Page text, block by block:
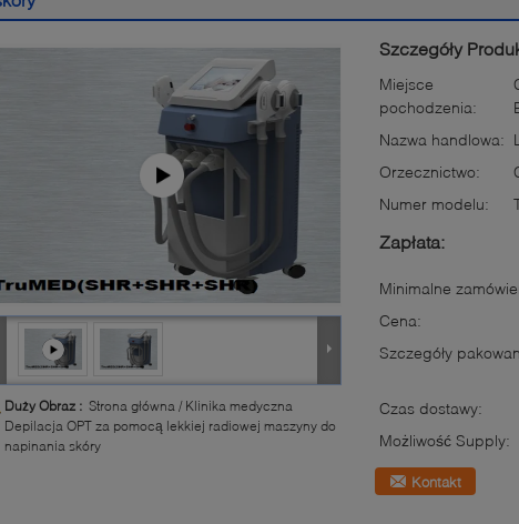
Duży Obraz : Strona główna / Klinika medyczna
Depilacja OPT za pomocą lekkiej radiowej maszyny do
napinania skóry
Szczegóły
Miejsce
pochodzenia:
Nazwa handlowa:
Orzecznictwo:
Numer modelu:
Zapłata:
Minimalne
Cena:
Szczegóły
Czas dostawy:
Możliwość Supply:
Kontakt